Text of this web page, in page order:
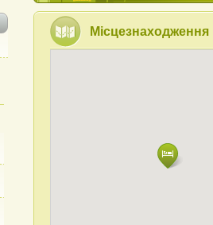
Місцезнаходження